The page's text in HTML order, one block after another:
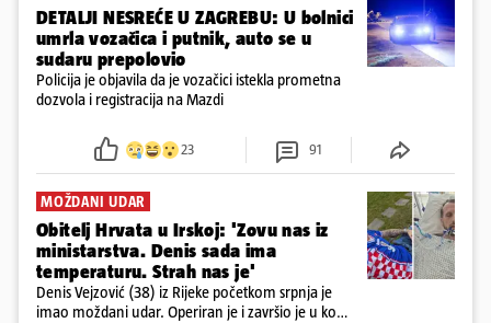
DETALJI NESREĆE U ZAGREBU: U bolnici
umrla vozačica i putnik, auto se u
sudaru prepolovio
Policija je objavila da je vozačici istekla prometna
dozvola i registracija na Mazdi
23 91
MOŽDANI UDAR
Obitelj Hrvata u Irskoj: 'Zovu nas iz
ministarstva. Denis sada ima
temperaturu. Strah nas je'
Denis Vejzović (38) iz Rijeke početkom srpnja je
imao moždani udar. Operiran je i završio je u komi.